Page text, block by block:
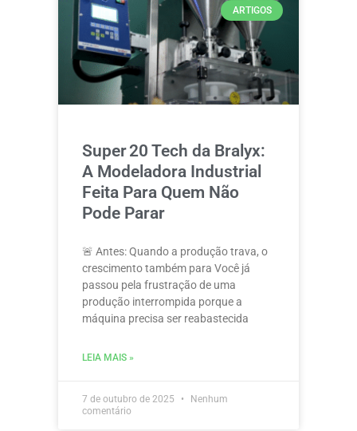
ARTIGOS
Super 20 Tech da Bralyx:
A Modeladora Industrial
Feita Para Quem Não
Pode Parar
🚨 Antes: Quando a produção trava, o
crescimento também para Você já
passou pela frustração de uma
produção interrompida porque a
máquina precisa ser reabastecida
LEIA MAIS »
7 de outubro de 2025
Nenhum
comentário